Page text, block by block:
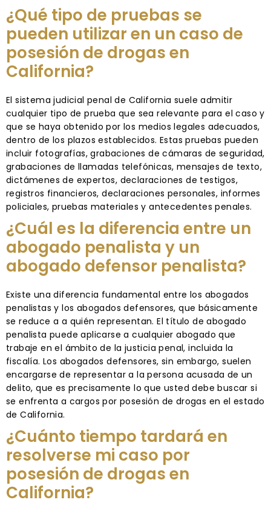
¿Qué tipo de pruebas se
pueden utilizar en un caso de
posesión de drogas en
California?
El sistema judicial penal de California suele admitir
cualquier tipo de prueba que sea relevante para el caso y
que se haya obtenido por los medios legales adecuados,
dentro de los plazos establecidos. Estas pruebas pueden
incluir fotografías, grabaciones de cámaras de seguridad,
grabaciones de llamadas telefónicas, mensajes de texto,
dictámenes de expertos, declaraciones de testigos,
registros financieros, declaraciones personales, informes
policiales, pruebas materiales y antecedentes penales.
¿Cuál es la diferencia entre un
abogado penalista y un
abogado defensor penalista?
Existe una diferencia fundamental entre los abogados
penalistas y los abogados defensores, que básicamente
se reduce a a quién representan. El título de abogado
penalista puede aplicarse a cualquier abogado que
trabaje en el ámbito de la justicia penal, incluida la
fiscalía. Los abogados defensores, sin embargo, suelen
encargarse de representar a la persona acusada de un
delito, que es precisamente lo que usted debe buscar si
se enfrenta a cargos por posesión de drogas en el estado
de California.
¿Cuánto tiempo tardará en
resolverse mi caso por
posesión de drogas en
California?